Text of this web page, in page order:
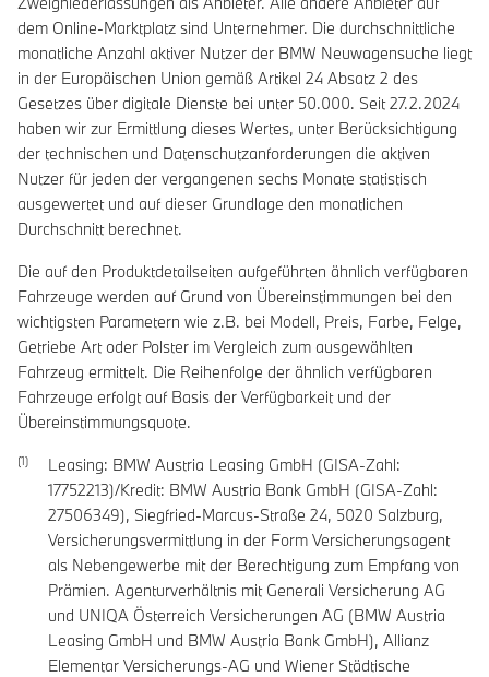
dem Online-Marktplatz sind Unternehmer. Die durchschnittliche
monatliche Anzahl aktiver Nutzer der BMW Neuwagensuche liegt
in der Europäischen Union gemäß Artikel 24 Absatz 2 des
Gesetzes über digitale Dienste bei unter 50.000. Seit 27.2.2024
haben wir zur Ermittlung dieses Wertes, unter Berücksichtigung
der technischen und Datenschutzanforderungen die aktiven
Nutzer für jeden der vergangenen sechs Monate statistisch
ausgewertet und auf dieser Grundlage den monatlichen
Durchschnitt berechnet.
Die auf den Produktdetailseiten aufgeführten ähnlich verfügbaren
Fahrzeuge werden auf Grund von Übereinstimmungen bei den
wichtigsten Parametern wie z.B. bei Modell, Preis, Farbe, Felge,
Getriebe Art oder Polster im Vergleich zum ausgewählten
Fahrzeug ermittelt. Die Reihenfolge der ähnlich verfügbaren
Fahrzeuge erfolgt auf Basis der Verfügbarkeit und der
Übereinstimmungsquote.
Leasing: BMW Austria Leasing GmbH (GISA-Zahl:
17752213)/Kredit: BMW Austria Bank GmbH (GISA-Zahl:
27506349), Siegfried-Marcus-Straße 24, 5020 Salzburg,
Versicherungsvermittlung in der Form Versicherungsagent
als Nebengewerbe mit der Berechtigung zum Empfang von
Prämien. Agenturverhältnis mit Generali Versicherung AG
und UNIQA Österreich Versicherungen AG (BMW Austria
Leasing GmbH und BMW Austria Bank GmbH), Allianz
Elementar Versicherungs-AG und Wiener Städtische